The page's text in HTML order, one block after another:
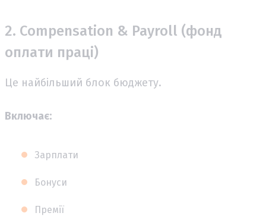
2. Compensation & Payroll (фонд
оплати праці)
Це найбільший блок бюджету.
Включає:
Зарплати
Бонуси
Премії